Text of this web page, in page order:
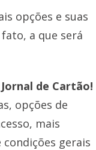
opções e suas
a que será
Jornal de Cartão!
opções de
mais
gerais